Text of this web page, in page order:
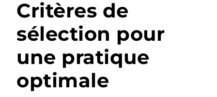
Critères de
sélection pour
une pratique
optimale